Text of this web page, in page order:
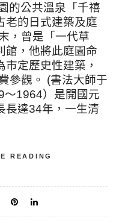
的公共溫泉「千禧
老的日式建築及庭
，曾是「一代草
館，他將此庭園命
定歷史性建築，
參觀。 (書法大師于
～1964）是開國元
長達34年，一生清
READING